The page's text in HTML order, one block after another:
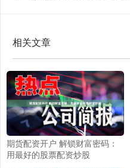
相关文章
期货配资开户 解锁财富密码：
用最好的股票配资炒股